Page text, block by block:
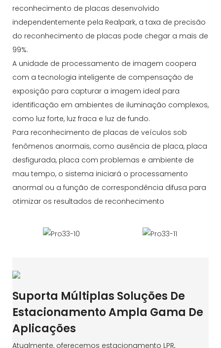
reconhecimento de placas desenvolvido
independentemente pela Realpark, a taxa de precisão
do reconhecimento de placas pode chegar a mais de
99%.
A unidade de processamento de imagem coopera
com a tecnologia inteligente de compensação de
exposição para capturar a imagem ideal para
identificação em ambientes de iluminação complexos,
como luz forte, luz fraca e luz de fundo.
Para reconhecimento de placas de veículos sob
fenômenos anormais, como ausência de placa, placa
desfigurada, placa com problemas e ambiente de
mau tempo, o sistema iniciará o processamento
anormal ou a função de correspondência difusa para
otimizar os resultados de reconhecimento
Suporta Múltiplas Soluções De
Estacionamento Ampla Gama De
Aplicações
Atualmente, oferecemos estacionamento LPR,